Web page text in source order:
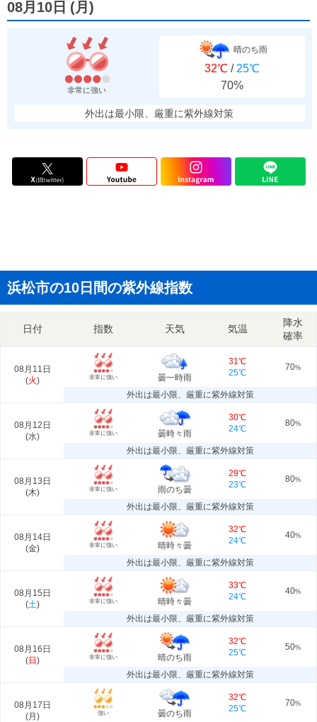
08月10日 (月 )
非常に強い
晴のち雨
32℃ / 25℃
70%
外出は最小限、厳重に紫外線対策
浜松市の10日間の紫外線指数
日付 指数 天気 気温
降水
確率
08月11日
(火) 非常に強い 曇一時雨
31℃
25℃
70%
外出は最小限、厳重に紫外線対策
08月12日
(水) 非常に強い 曇時々雨
30℃
24℃
80%
外出は最小限、厳重に紫外線対策
08月13日
(木) 非常に強い 雨のち曇
29℃
23℃
80%
外出は最小限、厳重に紫外線対策
08月14日
(金) 非常に強い 晴時々曇
32℃
24℃
40%
外出は最小限、厳重に紫外線対策
08月15日
(土) 非常に強い 晴時々曇
33℃
24℃
40%
外出は最小限、厳重に紫外線対策
08月16日
(日 ) 非常に強い 晴のち雨
32℃
25℃
50%
外出は最小限、厳重に紫外線対策
08月17日
(月 ) 強い 曇のち雨
32℃
25℃
70%